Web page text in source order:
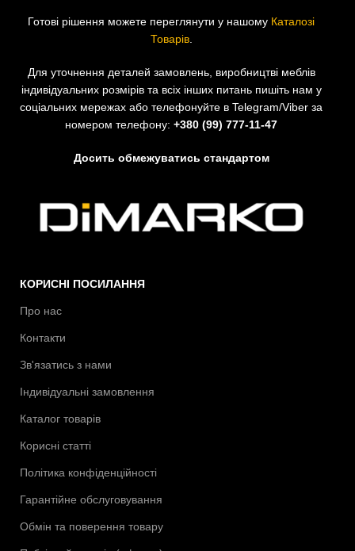
КОРИСНІ ПОСИЛАННЯ
Про нас
Контакти
Зв'язатись з нами
Індивідуальні замовлення
Каталог товарів
Корисні статті
Політика конфіденційності
Гарантійне обслуговування
Обмін та поверення товару
Готові рішення можете переглянути у нашому Каталозі
Товарів.
Для уточнення деталей замовлень, виробництві меблів
індивідуальних розмірів та всіх інших питань пишіть нам у
соціальних мережах або телефонуйте в Telegram/Viber за
номером телефону:+380 (99) 777-11-47
Досить обмежуватись стандартом